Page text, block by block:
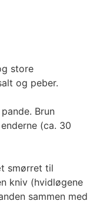
store
og peber.
Brun
(ca. 30
smørret til
kniv (hvidløgene
sammen med